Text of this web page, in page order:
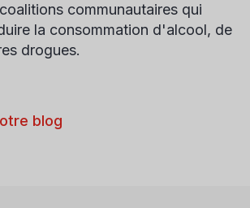
communautaires qui
la consommation d'alcool, de
drogues.
blog